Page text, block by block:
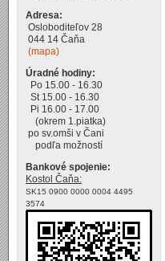
Adresa:
Osloboditeľov 28
044 14 Čaňa
(mapa)
Úradné hodiny:
Po 15.00 - 16.30
St 15.00 - 16.30
Pi 16.00 - 17.00
(okrem 1.piatka)
po sv.omši v Čani
podľa možností
Bankové spojenie:
Kostol Čaňa:
SK15 0900 0000 0004 4495
3574